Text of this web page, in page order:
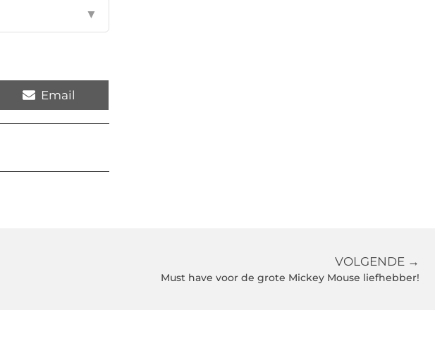
▼
Email
VOLGENDE →
Must have voor de grote Mickey Mouse liefhebber!